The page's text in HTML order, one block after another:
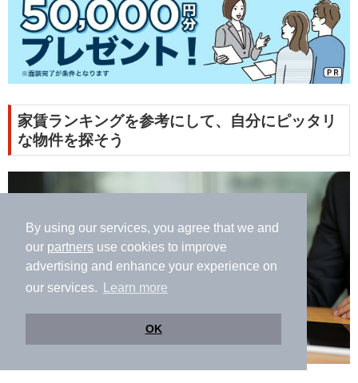
By using our services, you agree that we and
our partners use cookies to improve
advertising and enhance your experience on
our services.
Learn more
OK
家賃ランキングを参考にして、自分にピッタリ
な物件を探そう